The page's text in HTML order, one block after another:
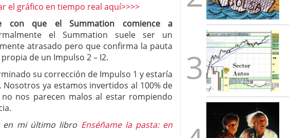
el gráfico en tiempo real aquí>>>>
con que el Summation comience a
el Summation suele ser un
atrasado pero que confirma la pauta
de un Impulso 2 – I2.
su corrección de Impulso 1 y estaría
ya estamos invertidos al 100% de
nos parecen malos al estar rompiendo
en mi último libro Enséñame la pasta: en